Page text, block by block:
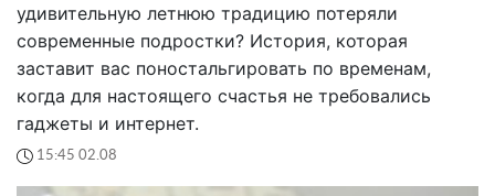
удивительную летнюю традицию потеряли
современные подростки? История, которая
заставит вас поностальгировать по временам,
когда для настоящего счастья не требовались
гаджеты и интернет.
15:45 02.08